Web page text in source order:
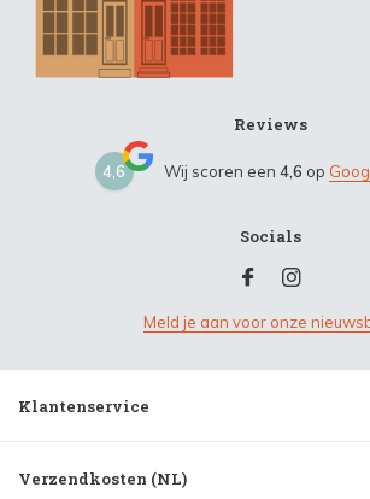
Reviews
4,6 Wij scoren een 4,6 op
Socials
Meld je aan voor onze
Klantenservice
Verzendkosten (NL)